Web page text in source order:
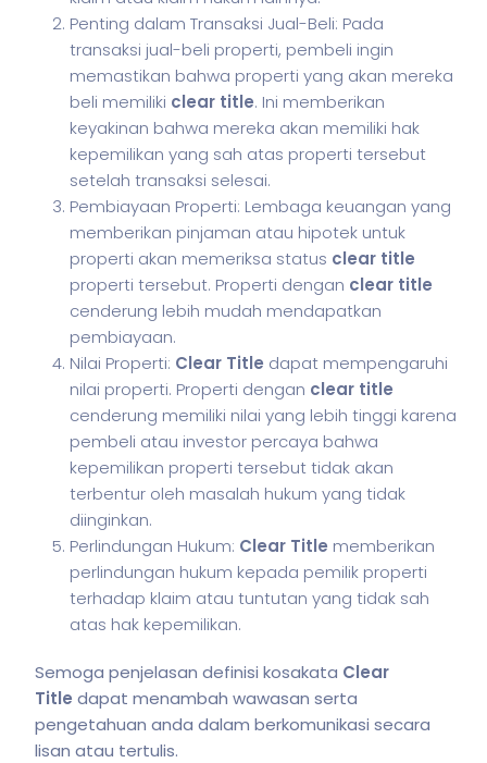
Penting dalam Transaksi Jual-Beli: Pada
transaksi jual-beli properti, pembeli ingin
memastikan bahwa properti yang akan mereka
beli memiliki clear title. Ini memberikan
keyakinan bahwa mereka akan memiliki hak
kepemilikan yang sah atas properti tersebut
setelah transaksi selesai.
Pembiayaan Properti: Lembaga keuangan yang
memberikan pinjaman atau hipotek untuk
properti akan memeriksa status clear title
properti tersebut. Properti dengan clear title
cenderung lebih mudah mendapatkan
pembiayaan.
Nilai Properti: Clear Title dapat mempengaruhi
nilai properti. Properti dengan clear title
cenderung memiliki nilai yang lebih tinggi karena
pembeli atau investor percaya bahwa
kepemilikan properti tersebut tidak akan
terbentur oleh masalah hukum yang tidak
diinginkan.
Perlindungan Hukum: Clear Title memberikan
perlindungan hukum kepada pemilik properti
terhadap klaim atau tuntutan yang tidak sah
atas hak kepemilikan.
Semoga penjelasan definisi kosakata Clear
Title dapat menambah wawasan serta
pengetahuan anda dalam berkomunikasi secara
lisan atau tertulis.